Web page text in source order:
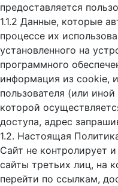
предоставляется
1.1.2 Данные, которые
процессе их
установленного на
программного
информация из cookie,
пользователя (или
которой
доступа, адрес
1.2. Настоящая
Сайт не контролирует
сайты третьих лиц, на
перейти по ссылкам,